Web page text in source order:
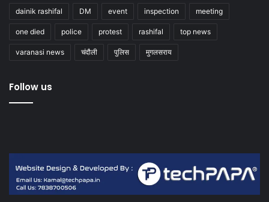
dainik rashifal DM event inspection meeting
one died police protest rashifal top news
varanasi news चंदौली पुलिस मुगलसराय
Follow us